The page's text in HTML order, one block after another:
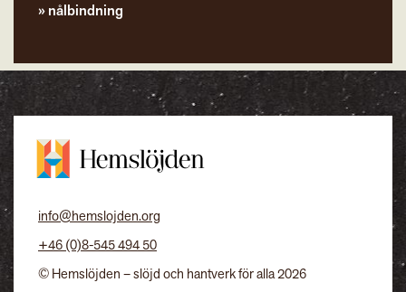
nålbindning
info@hemslojden.org
+46 (0)8-545 494 50
© Hemslöjden – slöjd och hantverk för alla 2026